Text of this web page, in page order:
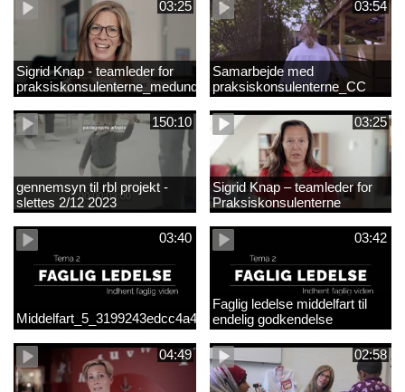
03:25
Sigrid Knap - teamleder for
praksiskonsulenterne_medundertekst
03:54
Samarbejde med
praksiskonsulenterne_CC
150:10
gennemsyn til rbl projekt -
slettes 2/12 2023
03:25
Sigrid Knap – teamleder for
Praksiskonsulenterne
03:40
Middelfart_5_3199243edcc4a41acb865705c927d015.mp4
03:42
Faglig ledelse middelfart til
endelig godkendelse
04:49 02:58